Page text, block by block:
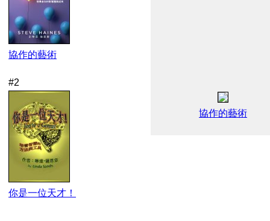
協作的藝術
#2
你是一位天才！
協作的藝術